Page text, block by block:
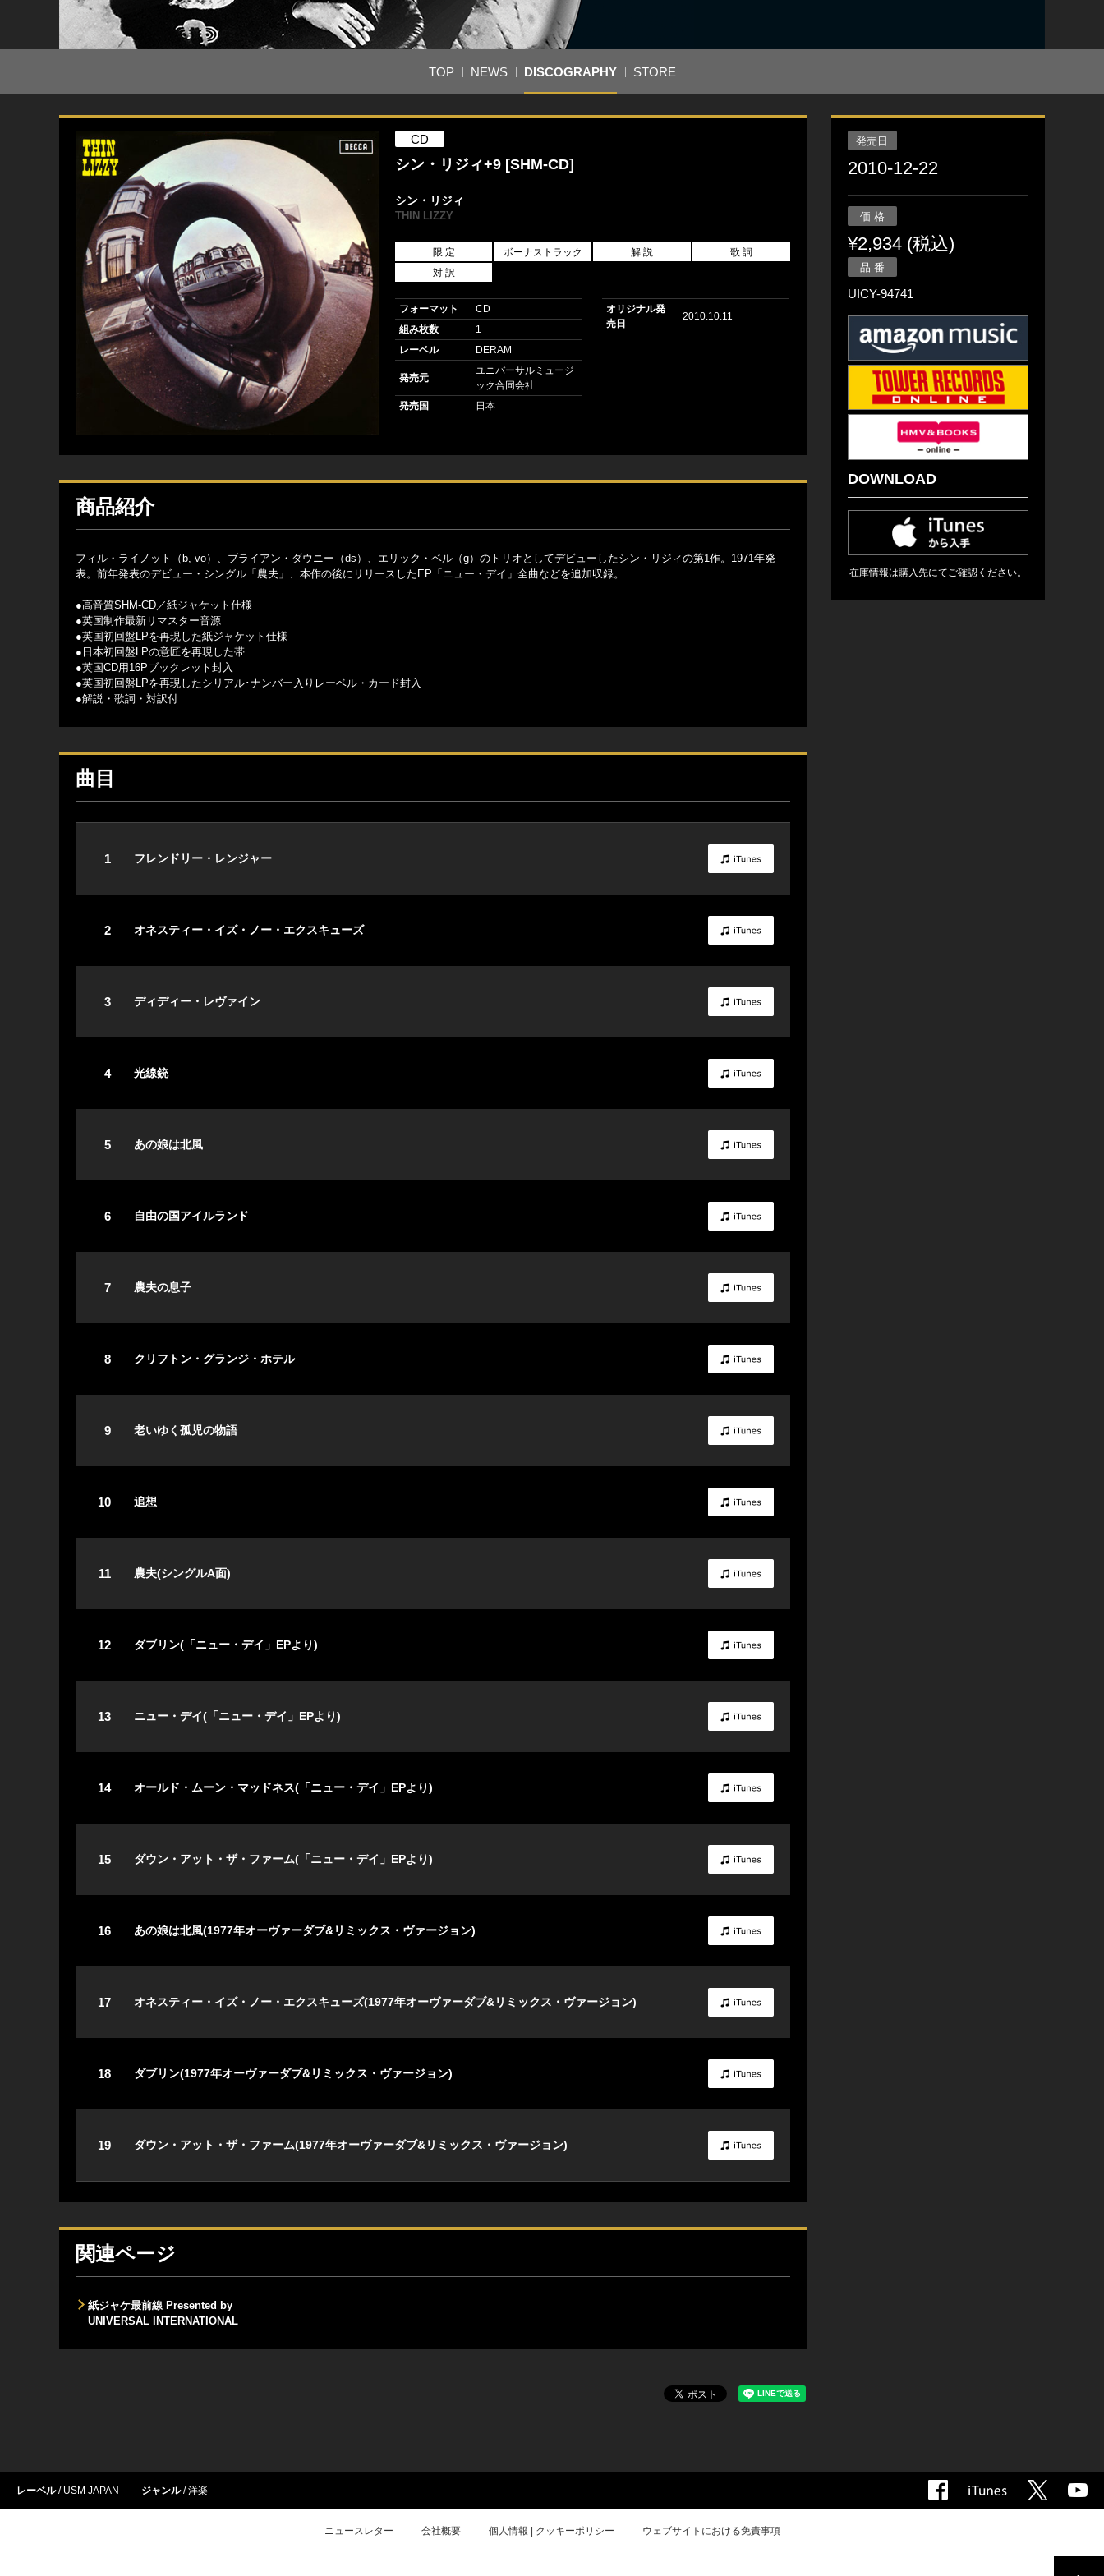
TOP NEWS DISCOGRAPHY STORE
CD
シン・リジィ+9 [SHM-CD]
シン・リジィ
THIN LIZZY
限 定 ボーナストラック 解 説
歌 詞
対 訳
フォーマット
CD
組み枚数
1
レーベル
DERAM
発売元
ユニバーサルミュージ
ック合同会社
発売国
日本
オリジナル発
売日
2010.10.11
商品紹介
フィル・ライノット（b, vo）、ブライアン・ダウニー（ds）、エリック・ベル（g）のトリオとしてデビューしたシン・リジィの第1作。1971年発
表。前年発表のデビュー・シングル「農夫」、本作の後にリリースしたEP「ニュー・デイ」全曲などを追加収録。
●高音質SHM-CD／紙ジャケット仕様
●英国制作最新リマスター音源
●英国初回盤LPを再現した紙ジャケット仕様
●日本初回盤LPの意匠を再現した帯
●英国CD用16Pブックレット封入
●英国初回盤LPを再現したシリアル･ナンバー入りレーベル・カード封入
●解説・歌詞・対訳付
曲目
1 フレンドリー・レンジャー
2 オネスティー・イズ・ノー・エクスキューズ
3 ディディー・レヴァイン
4 光線銃
5 あの娘は北風
6 自由の国アイルランド
7 農夫の息子
8 クリフトン・グランジ・ホテル
9 老いゆく孤児の物語
10 追想
11 農夫(シングルA面)
12 ダブリン(「ニュー・デイ」EPより)
13 ニュー・デイ(「ニュー・デイ」EPより)
14 オールド・ムーン・マッドネス(「ニュー・デイ」EPより)
15 ダウン・アット・ザ・ファーム(「ニュー・デイ」EPより)
16 あの娘は北風(1977年オーヴァーダブ&リミックス・ヴァージョン)
17 オネスティー・イズ・ノー・エクスキューズ(1977年オーヴァーダブ&リミックス・ヴァージョン)
18 ダブリン(1977年オーヴァーダブ&リミックス・ヴァージョン)
19 ダウン・アット・ザ・ファーム(1977年オーヴァーダブ&リミックス・ヴァージョン)
関連ページ
紙ジャケ最前線 Presented by
UNIVERSAL INTERNATIONAL
発売日
2010-12-22
価 格
¥2,934 (税込)
品 番
UICY-94741
DOWNLOAD
在庫情報は購入先にてご確認ください。
レーベル USM JAPAN ジャンル 洋楽
ニュースレター 会社概要 個人情報 | クッキーポリシー ウェブサイトにおける免責事項